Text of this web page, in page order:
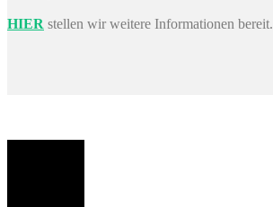
HIER stellen wir weitere Informationen bereit.